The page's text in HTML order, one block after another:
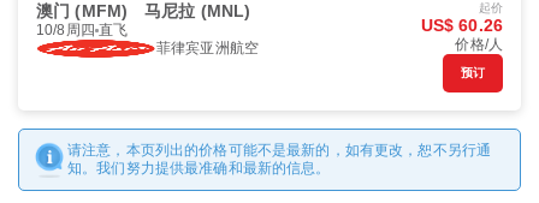
澳门 (MFM) 马尼拉 (MNL)
10/8周四 直飞
菲律宾亚洲航空
起价
US$ 60.26
价格/人
预订
请注意，本页列出的价格可能不是最新的，如有更改，恕不另行通
知。我们努力提供最准确和最新的信息。